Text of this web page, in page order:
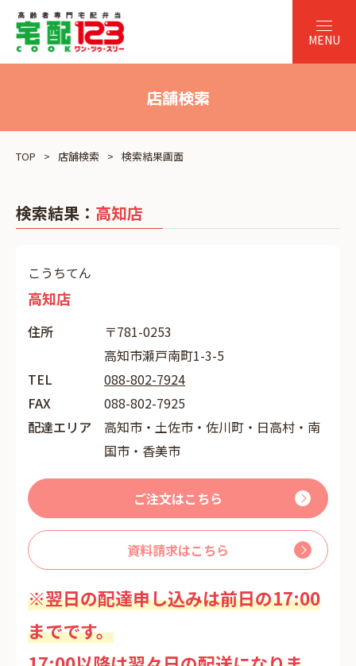
店舗検索
TOP 店舗検索 検索結果画面
検索結果： 高知店
こうちてん
高知店
住所
〒781-0253
高知市瀬戸南町1-3-5
TEL
088-802-7924
FAX
088-802-7925
配達エリア
高知市・土佐市・佐川町・日高村・南
国市・香美市
ご注文はこちら
資料請求はこちら
※翌日の配達申し込みは前日の17:00
までです。